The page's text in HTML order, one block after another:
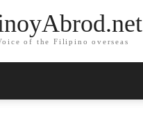
of the Filipino overseas